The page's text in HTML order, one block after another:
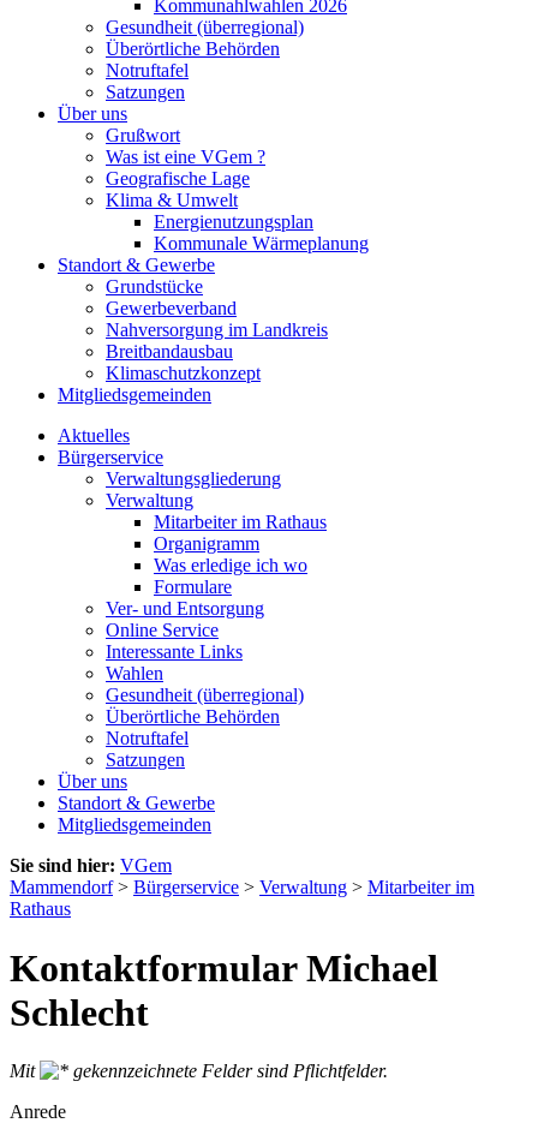
Kommunahlwahlen 2026
Gesundheit (überregional)
Überörtliche Behörden
Notruftafel
Satzungen
Über uns
Grußwort
Was ist eine VGem ?
Geografische Lage
Klima & Umwelt
Energienutzungsplan
Kommunale Wärmeplanung
Standort & Gewerbe
Grundstücke
Gewerbeverband
Nahversorgung im Landkreis
Breitbandausbau
Klimaschutzkonzept
Mitgliedsgemeinden
Aktuelles
Bürgerservice
Verwaltungsgliederung
Verwaltung
Mitarbeiter im Rathaus
Organigramm
Was erledige ich wo
Formulare
Ver- und Entsorgung
Online Service
Interessante Links
Wahlen
Gesundheit (überregional)
Überörtliche Behörden
Notruftafel
Satzungen
Über uns
Standort & Gewerbe
Mitgliedsgemeinden
Sie sind hier: VGem
Mammendorf> Bürgerservice > Verwaltung > Mitarbeiter im
Rathaus
Kontaktformular Michael
Schlecht
Mit
gekennzeichnete Felder sind Pflichtfelder.
Anrede